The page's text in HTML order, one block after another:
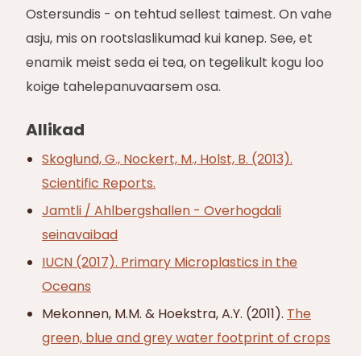
Ostersundis - on tehtud sellest taimest. On vahe
asju, mis on rootslaslikumad kui kanep. See, et
enamik meist seda ei tea, on tegelikult kogu loo
koige tahelepanuvaarsem osa.
Allikad
Skoglund, G., Nockert, M., Holst, B. (2013).
Scientific Reports.
Jamtli / Ahlbergshallen - Overhogdali
seinavaibad
IUCN (2017). Primary Microplastics in the
Oceans
Mekonnen, M.M. & Hoekstra, A.Y. (2011). The
green, blue and grey water footprint of crops